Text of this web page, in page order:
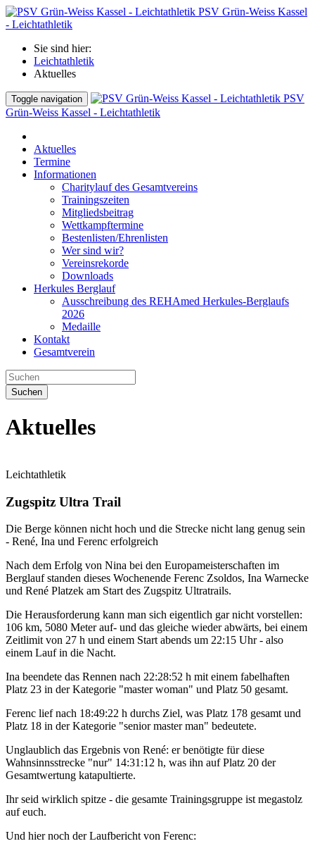
PSV Grün-Weiss Kassel
- Leichtathletik
Sie sind hier:
Leichtathletik
Aktuelles
Toggle navigation
PSV
Grün-Weiss Kassel - Leichtathletik
Aktuelles
Termine
Informationen
Charitylauf des Gesamtvereins
Trainingszeiten
Mitgliedsbeitrag
Wettkampftermine
Bestenlisten/Ehrenlisten
Wer sind wir?
Vereinsrekorde
Downloads
Herkules Berglauf
Ausschreibung des REHAmed Herkules-Berglaufs
2026
Medaille
Kontakt
Gesamtverein
Suchen
Aktuelles
Leichtathletik
Zugspitz Ultra Trail
Die Berge können nicht hoch und die Strecke nicht lang genug sein
- René, Ina und Ferenc erfolgreich
Nach dem Erfolg von Nina bei den Europameisterschaften im
Berglauf standen dieses Wochenende Ferenc Zsoldos, Ina Warnecke
und René Platzek am Start des Zugspitz Ultratrails.
Die Herausforderung kann man sich eigentlich gar nicht vorstellen:
106 km, 5080 Meter auf- und das gleiche wieder abwärts, bei einem
Zeitlimit von 27 h und einem Start abends um 22:15 Uhr - also
einem Lauf in die Nacht.
Ina beendete das Rennen nach 22:28:52 h mit einem fabelhaften
Platz 23 in der Kategorie "master woman" und Platz 50 gesamt.
Ferenc lief nach 18:49:22 h durchs Ziel, was Platz 178 gesamt und
Platz 18 in der Kategorie "senior master man" bedeutete.
Unglaublich das Ergebnis von René: er benötigte für diese
Wahnsinnsstrecke "nur" 14:31:12 h, was ihn auf Platz 20 der
Gesamtwertung katapultierte.
Ihr seid wirklich spitze - die gesamte Trainingsgruppe ist megastolz
auf euch.
Und hier noch der Laufbericht von Ferenc: